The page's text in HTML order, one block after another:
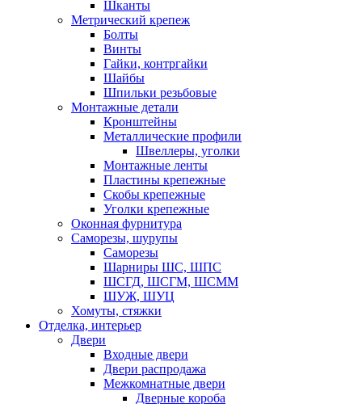
Шканты
Метрический крепеж
Болты
Винты
Гайки, контргайки
Шайбы
Шпильки резьбовые
Монтажные детали
Кронштейны
Металлические профили
Швеллеры, уголки
Монтажные ленты
Пластины крепежные
Скобы крепежные
Уголки крепежные
Оконная фурнитура
Саморезы, шурупы
Саморезы
Шарниры ШС, ШПС
ШСГД, ШСГМ, ШСММ
ШУЖ, ШУЦ
Хомуты, стяжки
Отделка, интерьер
Двери
Входные двери
Двери распродажа
Межкомнатные двери
Дверные короба